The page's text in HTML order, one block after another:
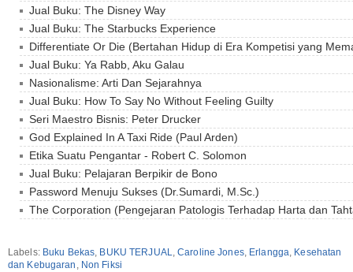
Jual Buku: The Disney Way
Jual Buku: The Starbucks Experience
Differentiate Or Die (Bertahan Hidup di Era Kompetisi yang
Jual Buku: Ya Rabb, Aku Galau
Nasionalisme: Arti Dan Sejarahnya
Jual Buku: How To Say No Without Feeling Guilty
Seri Maestro Bisnis: Peter Drucker
God Explained In A Taxi Ride (Paul Arden)
Etika Suatu Pengantar - Robert C. Solomon
Jual Buku: Pelajaran Berpikir de Bono
Password Menuju Sukses (Dr.Sumardi, M.Sc.)
The Corporation (Pengejaran Patologis Terhadap Harta dan
Labels: Buku Bekas, BUKU TERJUAL,Caroline Jones, Erlangga, Kesehatan
dan Kebugaran , Non Fiksi